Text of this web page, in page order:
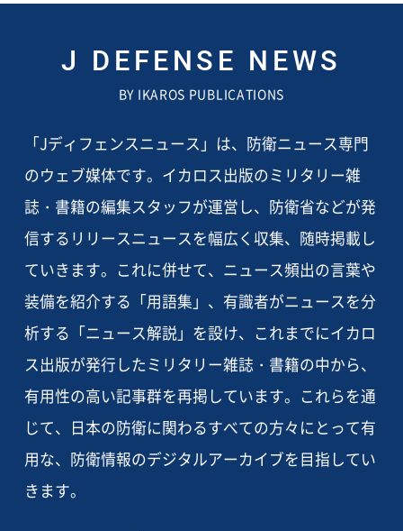
J DEFENSE NEWS
BY IKAROS PUBLICATIONS
「Jディフェンスニュース」は、防衛ニュース専門
のウェブ媒体です。イカロス出版のミリタリー雑
誌・書籍の編集スタッフが運営し、防衛省などが発
信するリリースニュースを幅広く収集、随時掲載し
ていきます。これに併せて、ニュース頻出の言葉や
装備を紹介する「用語集」、有識者がニュースを分
析する「ニュース解説」を設け、これまでにイカロ
ス出版が発行したミリタリー雑誌・書籍の中から、
有用性の高い記事群を再掲しています。これらを通
じて、日本の防衛に関わるすべての方々にとって有
用な、防衛情報のデジタルアーカイブを目指してい
きます。